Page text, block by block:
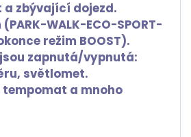
zbývající dojezd.
WALK-ECO-SPORT-
režim BOOST).
zapnutá/vypnutá:
světlomet.
a mnoho